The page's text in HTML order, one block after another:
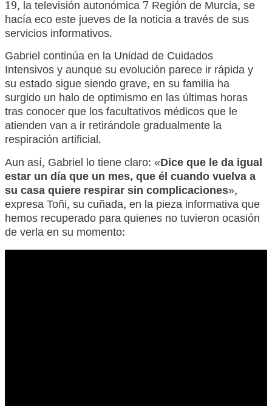
19, la televisión autonómica 7 Región de Murcia, se
hacía eco este jueves de la noticia a través de sus
servicios informativos.
Gabriel continúa en la Unidad de Cuidados
Intensivos y aunque su evolución parece ir rápida y
su estado sigue siendo grave, en su familia ha
surgido un halo de optimismo en las últimas horas
tras conocer que los facultativos médicos que le
atienden van a ir retirándole gradualmente la
respiración artificial.
Aun así, Gabriel lo tiene claro: «Dice que le da igual
estar un día que un mes, que él cuando vuelva a
su casa quiere respirar sin complicaciones»,
expresa Toñi, su cuñada, en la pieza informativa que
hemos recuperado para quienes no tuvieron ocasión
de verla en su momento: